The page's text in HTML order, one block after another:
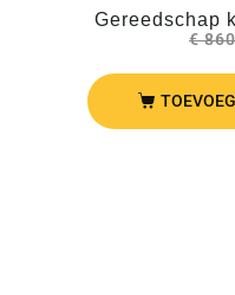
Gereedschap
€